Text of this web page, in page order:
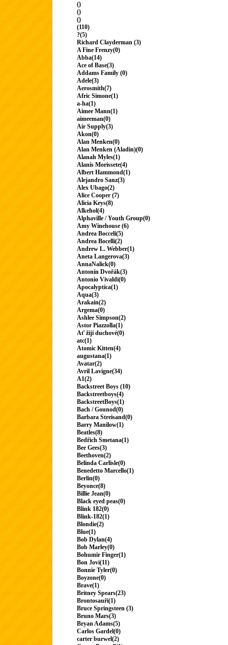
()
()
()
(110)
?(5)
Richard Clayderman (3)
A Fine Frenzy(0)
Abba(14)
Ace of Base(3)
Addams Family (0)
Adele(3)
Aerosmith(7)
Afric Simone(1)
a-ha(1)
Aimee Mann(1)
aimeeman(0)
Air Supply(3)
Akon(0)
Alan Menken(0)
Alan Menken (Aladin)(0)
Alanah Myles(1)
Alanis Morissete(4)
Albert Hammond(1)
Alejandro Sanz(3)
Alex Ubago(2)
Alice Cooper (7)
Alicia Keys(8)
Alkehol(4)
Alphaville / Youth Group(0)
Amy Winehouse (6)
Andrea Bocceli(5)
Andrea Bocelli(2)
Andrew L. Webber(1)
Aneta Langerova(3)
AnnaNalick(0)
Antonín Dvořák(3)
Antonio Vivaldi(0)
Apocalyptica(1)
Aqua(3)
Arakain(2)
Argema(0)
Ashlee Simpson(2)
Astor Piazzolla(1)
Ať žijí duchové(0)
atc(1)
Atomic Kitten(4)
augustana(1)
Avatar(2)
Avril Lavigne(34)
A1(2)
Backstreet Boys (10)
Backstreetboys(4)
BackstreetBoys(1)
Bach / Gounod(0)
Barbara Streisand(0)
Barry Manilow(1)
Beatles(8)
Bedřich Smetana(1)
Bee Gees(3)
Beethoven(2)
Belinda Carlisle(0)
Benedetto Marcello(1)
Berlin(0)
Beyonce(8)
Billie Jean(0)
Black eyed peas(0)
Blink 182(0)
Blink-182(1)
Blondie(2)
Blue(1)
Bob Dylan(4)
Bob Marley(0)
Bohumir Finger(1)
Bon Jovi(11)
Bonnie Tyler(0)
Boyzone(0)
Brave(1)
Britney Spears(23)
Brontosauři(1)
Bruce Springsteen (3)
Bruno Mars(3)
Bryan Adams(5)
Carlos Gardel(0)
carter burwel(2)